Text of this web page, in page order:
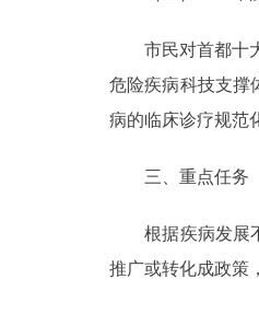
市民对首都十大
危险疾病科技支撑
病的临床诊疗规范
三、重点任务
根据疾病发展不
推广或转化成政策